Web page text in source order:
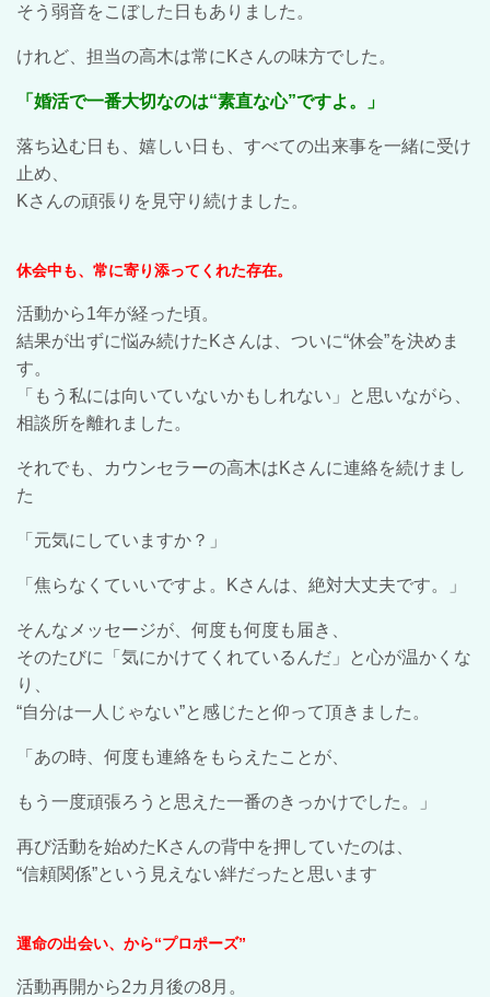
そう弱音をこぼした日もありました。
けれど、担当の高木は常にKさんの味方でした。
「婚活で一番大切なのは“素直な心”ですよ。」
落ち込む日も、嬉しい日も、すべての出来事を一緒に受け
止め、
Kさんの頑張りを見守り続けました。
休会中も、常に寄り添ってくれた存在。
活動から1年が経った頃。
結果が出ずに悩み続けたKさんは、ついに“休会”を決めま
す。
「もう私には向いていないかもしれない」と思いながら、
相談所を離れました。
それでも、カウンセラーの高木はKさんに連絡を続けまし
た
「元気にしていますか？」
「焦らなくていいですよ。Kさんは、絶対大丈夫です。」
そんなメッセージが、何度も何度も届き、
そのたびに「気にかけてくれているんだ」と心が温かくな
り、
“自分は一人じゃない”と感じたと仰って頂きました。
「あの時、何度も連絡をもらえたことが、
もう一度頑張ろうと思えた一番のきっかけでした。」
再び活動を始めたKさんの背中を押していたのは、
“信頼関係”という見えない絆だったと思います
運命の出会い、から“プロポーズ”
活動再開から2カ月後の8月。